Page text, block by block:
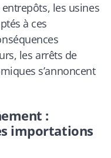
les usines
à ces
les arrêts de
s’annoncent
:
importations